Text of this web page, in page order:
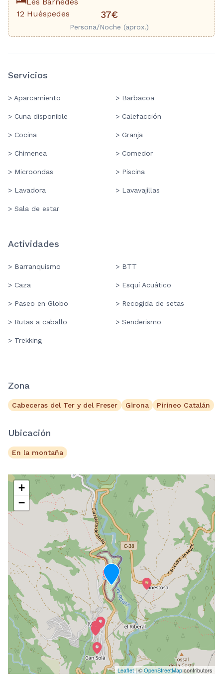
Les Barnedes
12 Huéspedes
37€
Persona/Noche (aprox.)
Servicios
> Aparcamiento > Barbacoa
> Cuna disponible > Calefacción
> Cocina > Granja
> Chimenea > Comedor
> Microondas > Piscina
> Lavadora > Lavavajillas
> Sala de estar
Actividades
> Barranquismo > BTT
> Caza > Esquí Acuático
> Paseo en Globo > Recogida de setas
> Rutas a caballo > Senderismo
> Trekking
Zona
Cabeceras del Ter y del Freser Girona Pirineo Catalán
Ubicación
En la montaña
+
−
Leaflet| ©OpenStreetMapcontributors